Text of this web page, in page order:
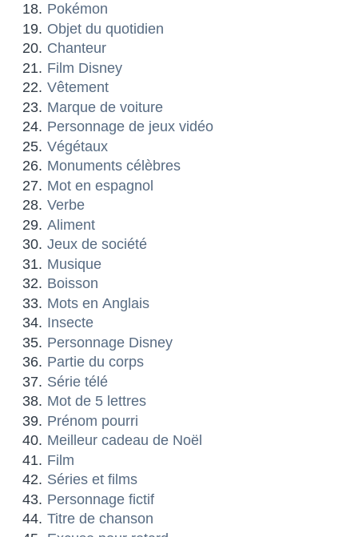
Pokémon
Objet du quotidien
Chanteur
Film Disney
Vêtement
Marque de voiture
Personnage de jeux vidéo
Végétaux
Monuments célèbres
Mot en espagnol
Verbe
Aliment
Jeux de société
Musique
Boisson
Mots en Anglais
Insecte
Personnage Disney
Partie du corps
Série télé
Mot de 5 lettres
Prénom pourri
Meilleur cadeau de Noël
Film
Séries et films
Personnage fictif
Titre de chanson